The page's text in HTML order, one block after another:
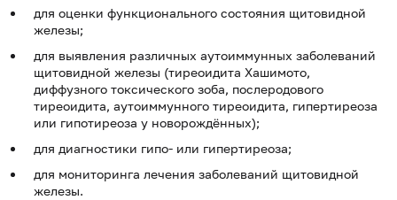
для оценки функционального состояния щитовидной
железы;
для выявления различных аутоиммунных заболеваний
щитовидной железы (тиреоидита Хашимото,
диффузного токсического зоба, послеродового
тиреоидита, аутоиммунного тиреоидита, гипертиреоза
или гипотиреоза у новорождённых);
для диагностики гипо- или гипертиреоза;
для мониторинга лечения заболеваний щитовидной
железы.